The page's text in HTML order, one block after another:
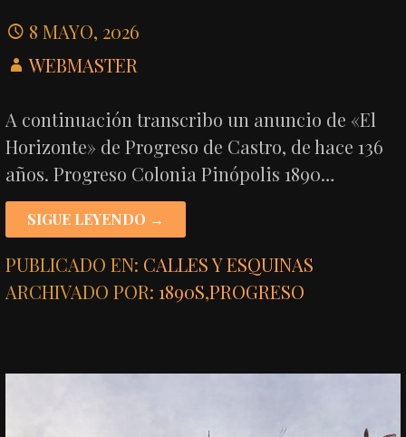
8 MAYO, 2026
WEBMASTER
A continuación transcribo un anuncio de «El
Horizonte» de Progreso de Castro, de hace 136
años. Progreso Colonia Pinópolis 1890…
SIGUE LEYENDO →
PUBLICADO EN: CALLES Y ESQUINAS
ARCHIVADO POR:1890S,PROGRESO